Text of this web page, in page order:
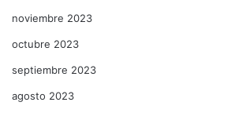
noviembre 2023
octubre 2023
septiembre 2023
agosto 2023